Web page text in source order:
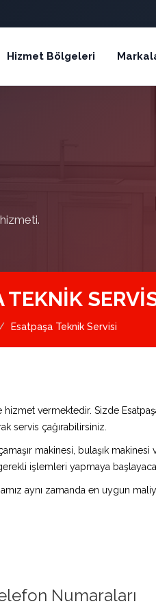
Hizmet Bölgeleri
TEKNIK
Esatpaşa Teknik Servisi
vermektedir. Sizde
servis çağırabilirsiniz.
makinesi, bulaşık
işlemleri yapmaya
aynı zamanda en uygun
Numaraları